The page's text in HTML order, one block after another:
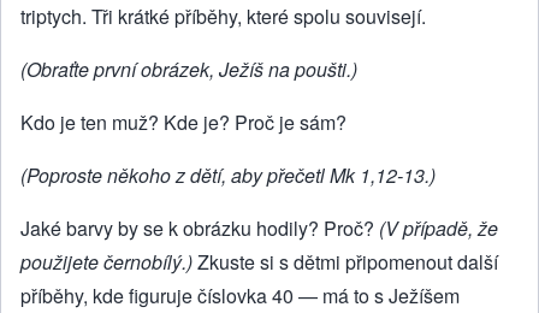
triptych. Tři krátké příběhy, které spolu souvisejí.
(Obraťte první obrázek, Ježíš na poušti.)
Kdo je ten muž? Kde je? Proč je sám?
(Poproste někoho z dětí, aby přečetl Mk 1,12-13.)
Jaké barvy by se k obrázku hodily? Proč? (V případě, že
použijete černobílý.)Zkuste si s dětmi připomenout další
příběhy, kde figuruje číslovka 40 — má to s Ježíšem